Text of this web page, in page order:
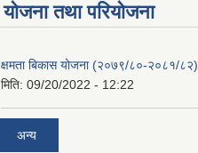
याेजना तथा परियाेजना
क्षमता बिकास योजना (२०७९/८०-२०८१/८२)
मिति: 09/20/2022 - 12:22
अन्य